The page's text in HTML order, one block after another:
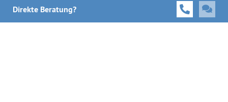
Direkte Beratung?